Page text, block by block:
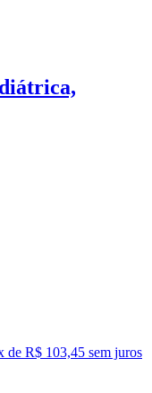
de R$ 103,45 sem juros